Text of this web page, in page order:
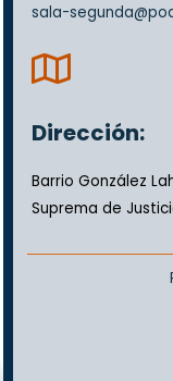
sala-
far
fa-
Dirección:
Barrio González
Suprema de